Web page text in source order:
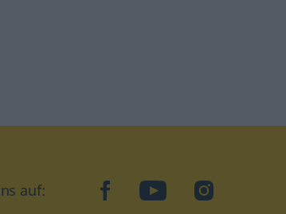
auf: facebookYouTubeInstagram